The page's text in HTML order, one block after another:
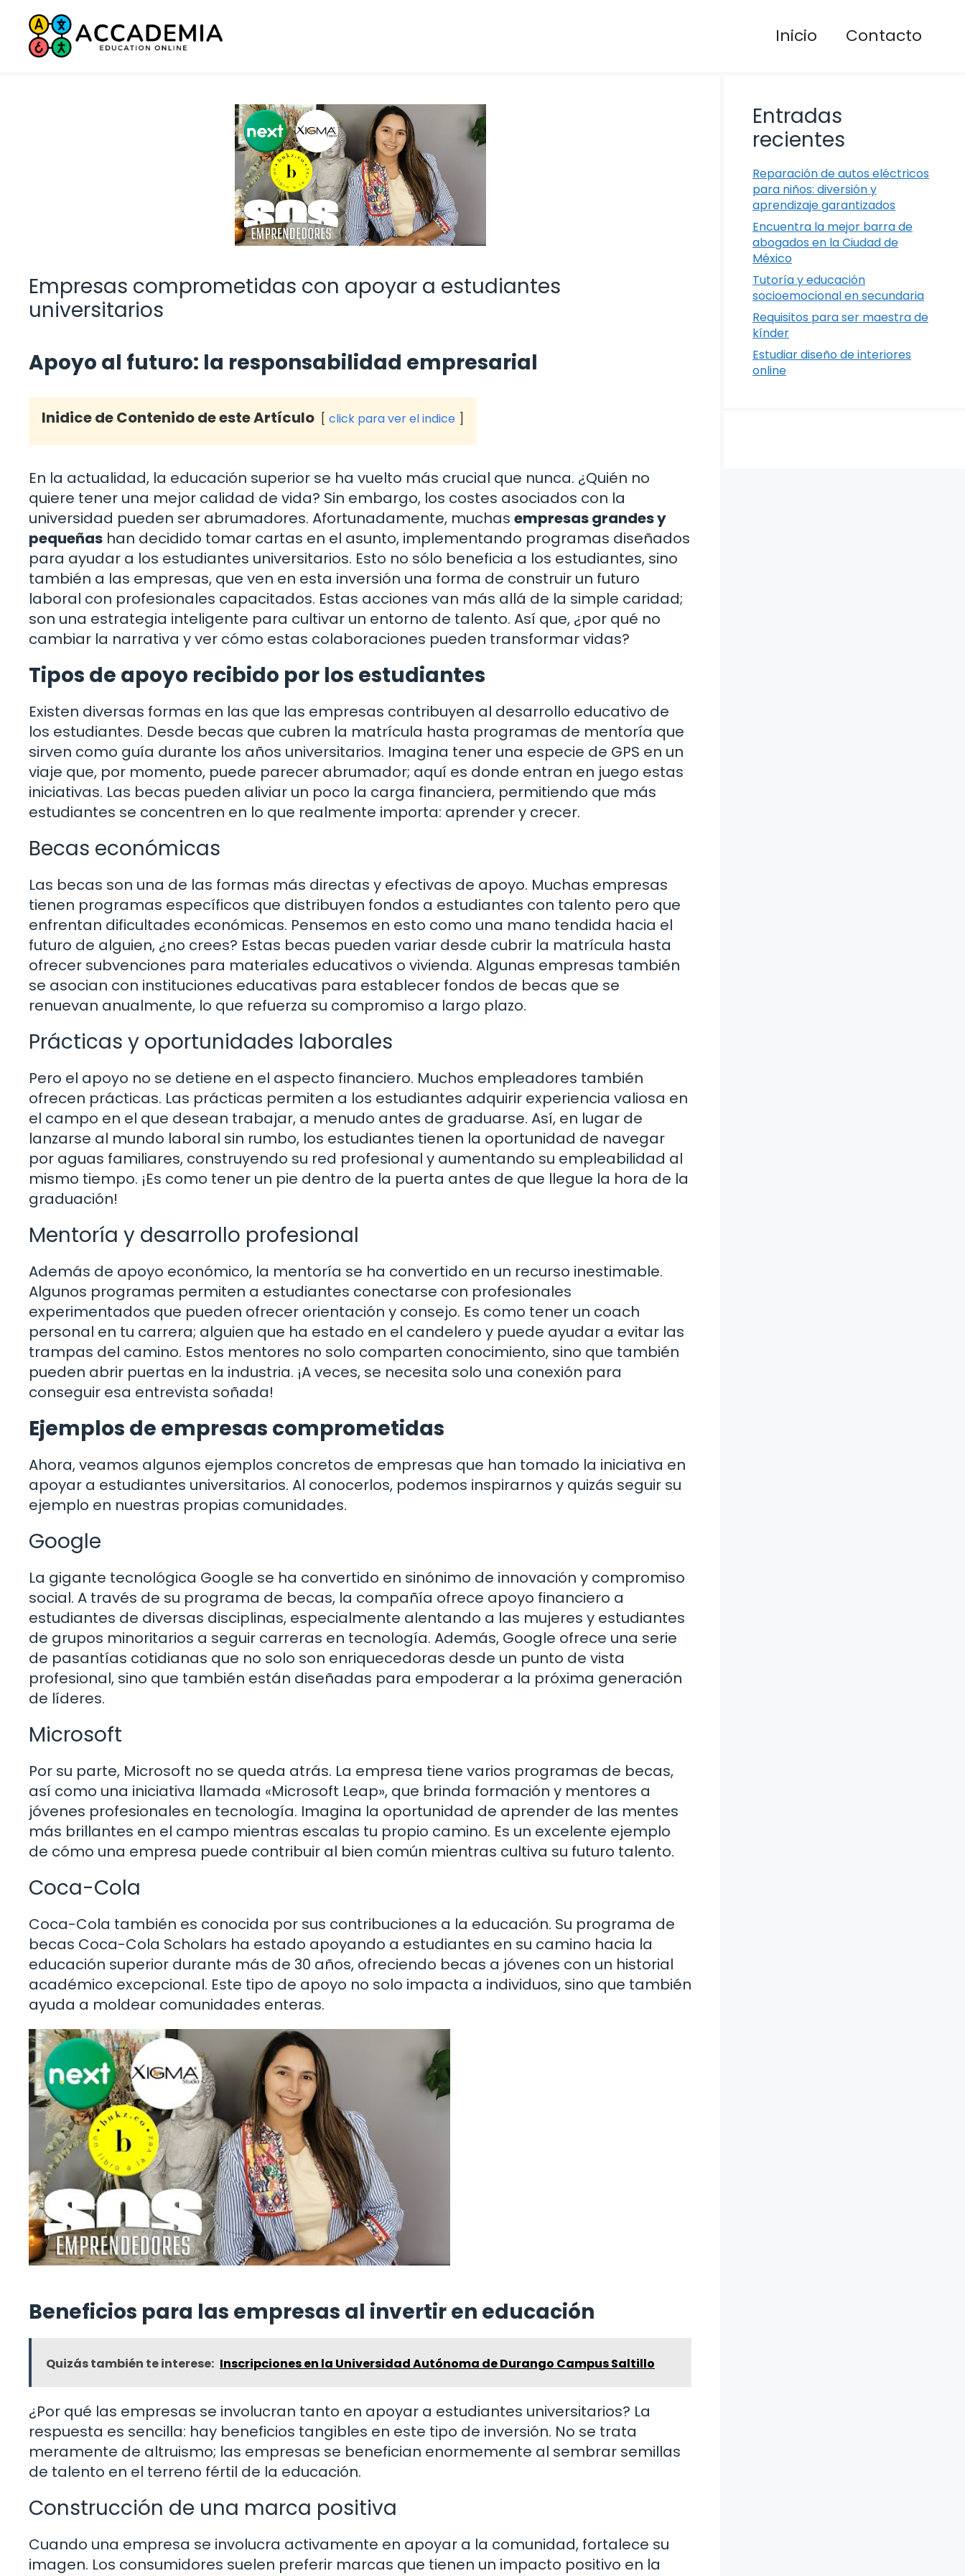
Saltar
contenido
Inicio Contacto
Empresas comprometidas con apoyar a estudiantes
universitarios
Apoyo al futuro: la responsabilidad empresarial
Inidice de Contenido de este Artículo click para ver el indice
En la actualidad, la educación superior se ha vuelto más crucial que nunca. ¿Quién no
quiere tener una mejor calidad de vida? Sin embargo, los costes asociados con la
universidad pueden ser abrumadores. Afortunadamente, muchas empresas grandes y
pequeñas han decidido tomar cartas en el asunto, implementando programas diseñados
para ayudar a los estudiantes universitarios. Esto no sólo beneficia a los estudiantes, sino
también a las empresas, que ven en esta inversión una forma de construir un futuro
laboral con profesionales capacitados. Estas acciones van más allá de la simple caridad;
son una estrategia inteligente para cultivar un entorno de talento. Así que, ¿por qué no
cambiar la narrativa y ver cómo estas colaboraciones pueden transformar vidas?
Tipos de apoyo recibido por los estudiantes
Existen diversas formas en las que las empresas contribuyen al desarrollo educativo de
los estudiantes. Desde becas que cubren la matrícula hasta programas de mentoría que
sirven como guía durante los años universitarios. Imagina tener una especie de GPS en un
viaje que, por momento, puede parecer abrumador; aquí es donde entran en juego estas
iniciativas. Las becas pueden aliviar un poco la carga financiera, permitiendo que más
estudiantes se concentren en lo que realmente importa: aprender y crecer.
Becas económicas
Las becas son una de las formas más directas y efectivas de apoyo. Muchas empresas
tienen programas específicos que distribuyen fondos a estudiantes con talento pero que
enfrentan dificultades económicas. Pensemos en esto como una mano tendida hacia el
futuro de alguien, ¿no crees? Estas becas pueden variar desde cubrir la matrícula hasta
ofrecer subvenciones para materiales educativos o vivienda. Algunas empresas también
se asocian con instituciones educativas para establecer fondos de becas que se
renuevan anualmente, lo que refuerza su compromiso a largo plazo.
Prácticas y oportunidades laborales
Pero el apoyo no se detiene en el aspecto financiero. Muchos empleadores también
ofrecen prácticas. Las prácticas permiten a los estudiantes adquirir experiencia valiosa en
el campo en el que desean trabajar, a menudo antes de graduarse. Así, en lugar de
lanzarse al mundo laboral sin rumbo, los estudiantes tienen la oportunidad de navegar
por aguas familiares, construyendo su red profesional y aumentando su empleabilidad al
mismo tiempo. ¡Es como tener un pie dentro de la puerta antes de que llegue la hora de la
graduación!
Mentoría y desarrollo profesional
Además de apoyo económico, la mentoría se ha convertido en un recurso inestimable.
Algunos programas permiten a estudiantes conectarse con profesionales
experimentados que pueden ofrecer orientación y consejo. Es como tener un coach
personal en tu carrera; alguien que ha estado en el candelero y puede ayudar a evitar las
trampas del camino. Estos mentores no solo comparten conocimiento, sino que también
pueden abrir puertas en la industria. ¡A veces, se necesita solo una conexión para
conseguir esa entrevista soñada!
Ejemplos de empresas comprometidas
Ahora, veamos algunos ejemplos concretos de empresas que han tomado la iniciativa en
apoyar a estudiantes universitarios. Al conocerlos, podemos inspirarnos y quizás seguir su
ejemplo en nuestras propias comunidades.
Google
La gigante tecnológica Google se ha convertido en sinónimo de innovación y compromiso
social. A través de su programa de becas, la compañía ofrece apoyo financiero a
estudiantes de diversas disciplinas, especialmente alentando a las mujeres y estudiantes
de grupos minoritarios a seguir carreras en tecnología. Además, Google ofrece una serie
de pasantías cotidianas que no solo son enriquecedoras desde un punto de vista
profesional, sino que también están diseñadas para empoderar a la próxima generación
de líderes.
Microsoft
Por su parte, Microsoft no se queda atrás. La empresa tiene varios programas de becas,
así como una iniciativa llamada «Microsoft Leap», que brinda formación y mentores a
jóvenes profesionales en tecnología. Imagina la oportunidad de aprender de las mentes
más brillantes en el campo mientras escalas tu propio camino. Es un excelente ejemplo
de cómo una empresa puede contribuir al bien común mientras cultiva su futuro talento.
Coca-Cola
Coca-Cola también es conocida por sus contribuciones a la educación. Su programa de
becas Coca-Cola Scholars ha estado apoyando a estudiantes en su camino hacia la
educación superior durante más de 30 años, ofreciendo becas a jóvenes con un historial
académico excepcional. Este tipo de apoyo no solo impacta a individuos, sino que también
ayuda a moldear comunidades enteras.
Beneficios para las empresas al invertir en educación
Quizás también te interese: Inscripciones en la Universidad Autónoma de Durango Campus Saltillo
¿Por qué las empresas se involucran tanto en apoyar a estudiantes universitarios? La
respuesta es sencilla: hay beneficios tangibles en este tipo de inversión. No se trata
meramente de altruismo; las empresas se benefician enormemente al sembrar semillas
de talento en el terreno fértil de la educación.
Construcción de una marca positiva
Cuando una empresa se involucra activamente en apoyar a la comunidad, fortalece su
imagen. Los consumidores suelen preferir marcas que tienen un impacto positivo en la
Entradas
recientes
Reparación de autos eléctricos
para niños: diversión y
aprendizaje garantizados
Encuentra la mejor barra de
abogados en la Ciudad de
México
Tutoría y educación
socioemocional en secundaria
Requisitos para ser maestra de
kínder
Estudiar diseño de interiores
online